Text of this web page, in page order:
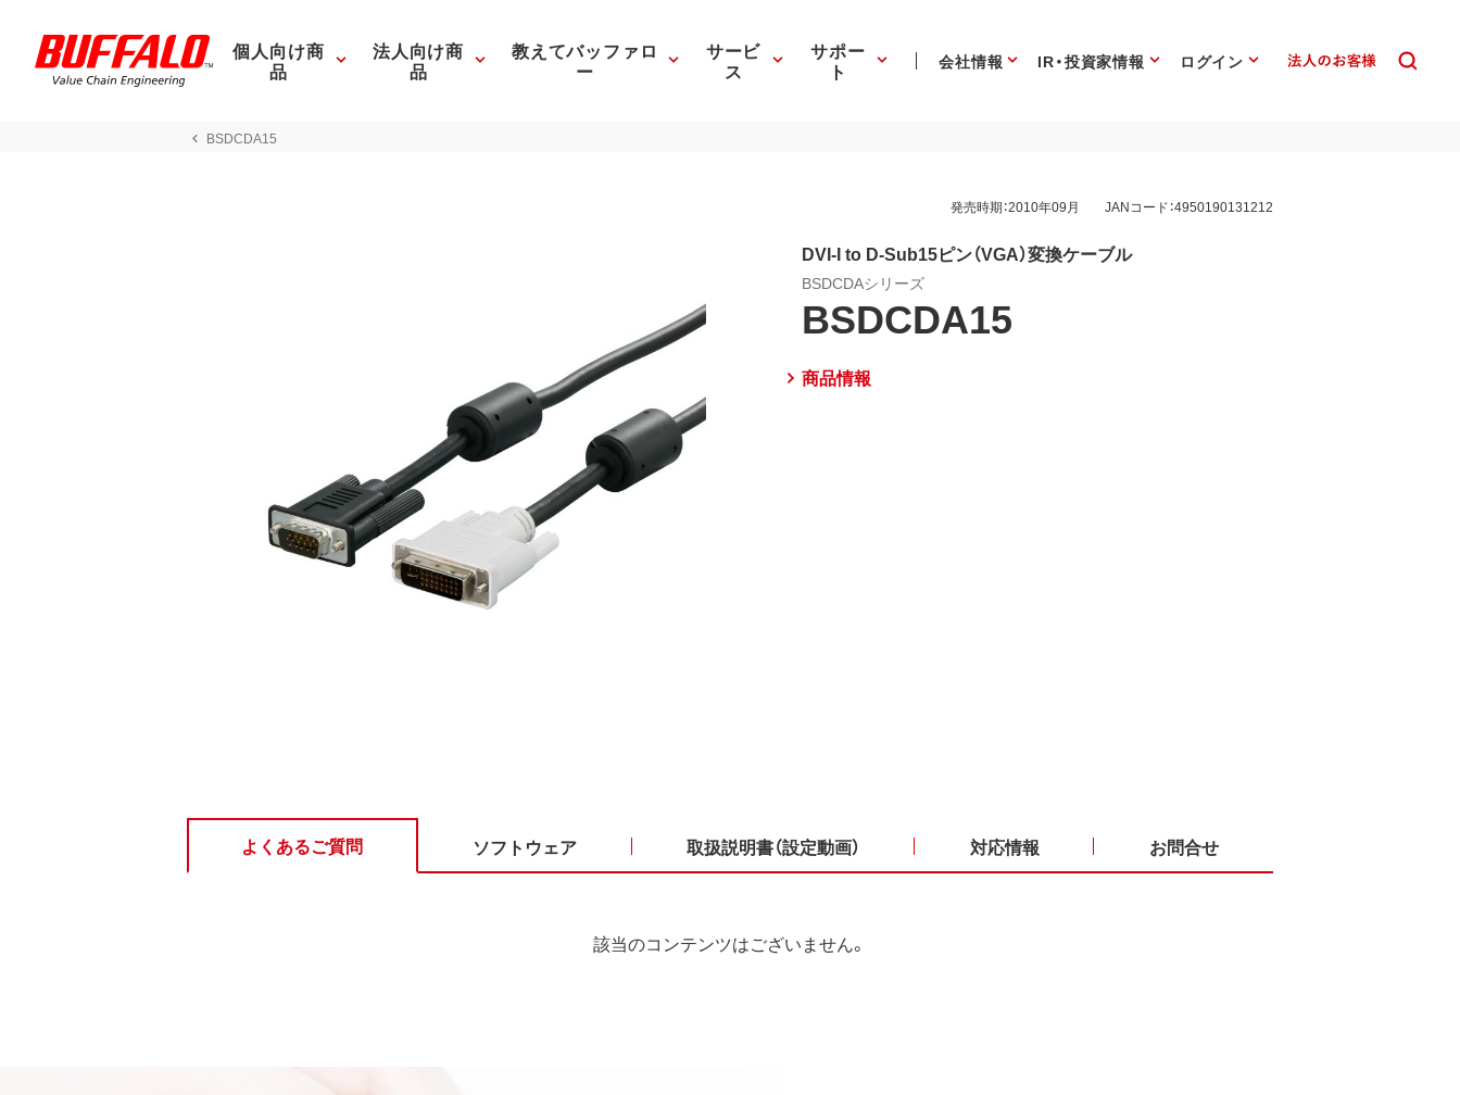
個人向け商
品
法人向け商
品
教えてバッファロ
ー
サービ
ス
サポー
ト 会社情報 IR・投資家情報 ログイン
BSDCDA15
発売時期：2010年09月 JANコード：4950190131212
DVI-I to D-Sub15ピン（VGA）変換ケーブル
BSDCDAシリーズ
BSDCDA15
商品情報
よくあるご質問 ソフトウェア 取扱説明書（設定動画） 対応情報 お問合せ
該当のコンテンツはございません。